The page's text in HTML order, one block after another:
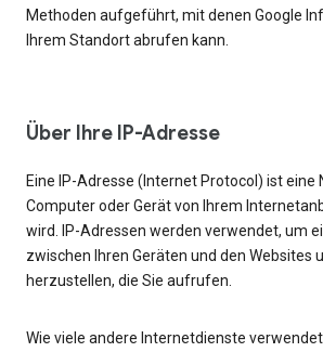
Methoden aufgeführt, mit denen Google
Ihrem Standort abrufen kann.
Über Ihre IP-Adresse
Eine IP-Adresse (Internet Protocol) ist eine
Computer oder Gerät von Ihrem
wird. IP-Adressen werden verwendet, um
zwischen Ihren Geräten und den Websites
herzustellen, die Sie aufrufen.
Wie viele andere Internetdienste